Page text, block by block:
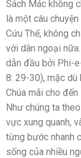
Sách Mác không
là một câu
Cứu Thế, không
với dân ngoại
dẫn đầu bởi Phi-
8: 29-30), mặc
Chúa mãi cho
Như chúng ta
vực xung quanh,
từng bước nhanh
sống của nhiều